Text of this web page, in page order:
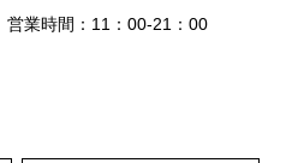
業時間：11：00-21：00